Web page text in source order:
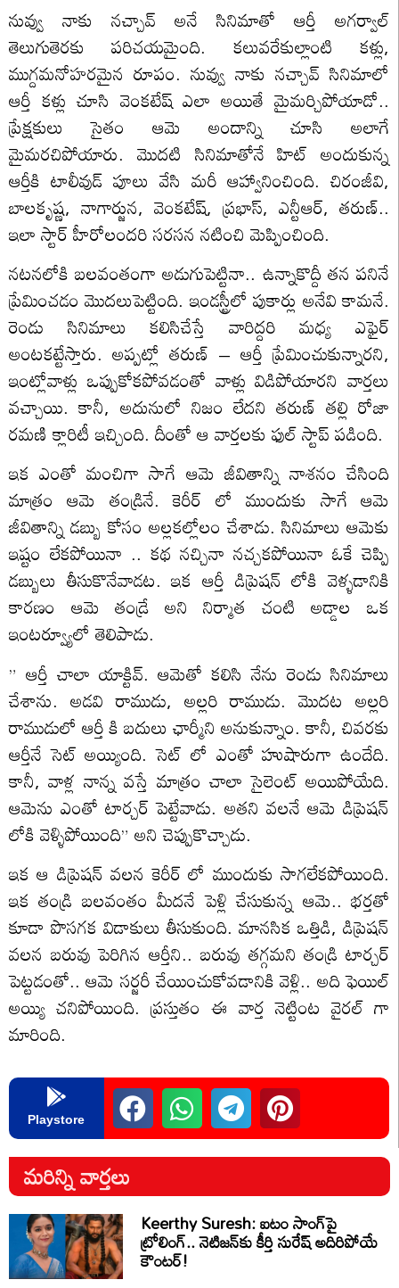
నువ్వు నాకు నచ్చావ్ అనే సినిమాతో ఆర్తీ అగర్వాల్
తెలుగుతెరకు పరిచయమైంది. కలువరేకుల్లాంటి కళ్లు,
ముగ్దమనోహరమైన రూపం. నువ్వు నాకు నచ్చావ్ సినిమాలో
ఆర్తీ కళ్లు చూసి వెంకటేష్ ఎలా అయితే మైమర్చిపోయాడో..
ప్రేక్షకులు సైతం ఆమె అందాన్ని చూసి అలాగే
మైమరచిపోయారు. మొదటి సినిమాతోనే హిట్ అందుకున్న
ఆర్తీకి టాలీవుడ్ పూలు వేసి మరీ ఆహ్వానించింది. చిరంజీవి,
బాలకృష్ణ, నాగార్జున, వెంకటేష్, ప్రభాస్, ఎన్టీఆర్, తరుణ్..
ఇలా స్టార్ హీరోలందరి సరసన నటించి మెప్పించింది.
నటనలోకి బలవంతంగా అడుగుపెట్టినా.. ఉన్నాకొద్దీ తన పనినే
ప్రేమించడం మొదలుపెట్టింది. ఇండస్ట్రీలో పుకార్లు అనేవి కామనే.
రెండు సినిమాలు కలిసిచేస్తే వారిద్దరి మధ్య ఎఫైర్
అంటకట్టేస్తారు. అప్పట్లో తరుణ్ – ఆర్తీ ప్రేమించుకున్నారని,
ఇంట్లోవాళ్లు ఒప్పుకోకపోవడంతో వాళ్లు విడిపోయారని వార్తలు
వచ్చాయి. కానీ, అదునులో నిజం లేదని తరుణ్ తల్లి రోజా
రమణి క్లారిటీ ఇచ్చింది. దీంతో ఆ వార్తలకు ఫుల్ స్టాప్ పడింది.
ఇక ఎంతో మంచిగా సాగే ఆమె జీవితాన్ని నాశనం చేసింది
మాత్రం ఆమె తండ్రినే. కెరీర్ లో ముందుకు సాగే ఆమె
జీవితాన్ని డబ్బు కోసం అల్లకల్లోలం చేశాడు. సినిమాలు ఆమెకు
ఇష్టం లేకపోయినా .. కథ నచ్చినా నచ్చకపోయినా ఓకే చెప్పి
డబ్బులు తీసుకొనేవాడట. ఇక ఆర్తీ డిప్రెషన్ లోకి వెళ్ళడానికి
కారణం ఆమె తండ్రే అని నిర్మాత చంటి అడ్డాల ఒక
ఇంటర్వ్యూలో తెలిపాడు.
” ఆర్తీ చాలా యాక్టివ్. ఆమెతో కలిసి నేను రెండు సినిమాలు
చేశాను. అడవి రాముడు, అల్లరి రాముడు. మొదట అల్లరి
రాముడులో ఆర్తీ కి బదులు ఛార్మీని అనుకున్నాం. కానీ, చివరకు
ఆర్తీనే సెట్ అయ్యింది. సెట్ లో ఎంతో హుషారుగా ఉందేది.
కానీ, వాళ్ల నాన్న వస్తే మాత్రం చాలా సైలెంట్ అయిపోయేది.
ఆమెను ఎంతో టార్చర్ పెట్టేవాడు. అతని వలనే ఆమె డిప్రెషన్
లోకి వెళ్ళిపోయింది” అని చెప్పుకొచ్చాడు.
ఇక ఆ డిప్రెషన్ వలన కెరీర్ లో ముందుకు సాగలేకపోయింది.
ఇక తండ్రి బలవంతం మీదనే పెళ్లి చేసుకున్న ఆమె.. భర్తతో
కూడా పొసగక విడాకులు తీసుకుంది. మానసిక ఒత్తిడి, డిప్రెషన్
వలన బరువు పెరిగిన ఆర్తీని.. బరువు తగ్గమని తండ్రి టార్చర్
పెట్టడంతో.. ఆమె సర్జరీ చేయించుకోవడానికి వెళ్లి.. అది ఫెయిల్
అయ్యి చనిపోయింది. ప్రస్తుతం ఈ వార్త నెట్టింట వైరల్ గా
మారింది.
Playstore
మరిన్ని వార్తలు
Keerthy Suresh: ఐటం సాంగ్‌పై
ట్రోలింగ్.. నెటిజన్‌కు కీర్తి సురేష్ అదిరిపోయే
కౌంటర్!